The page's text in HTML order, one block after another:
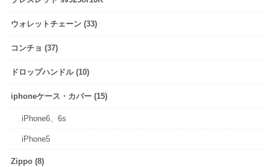
ウォレットチェーン (33)
コンチョ (37)
ドロップハンドル (10)
iphoneケース・カバー (15)
iPhone6、6s
iPhone5
Zippo (8)